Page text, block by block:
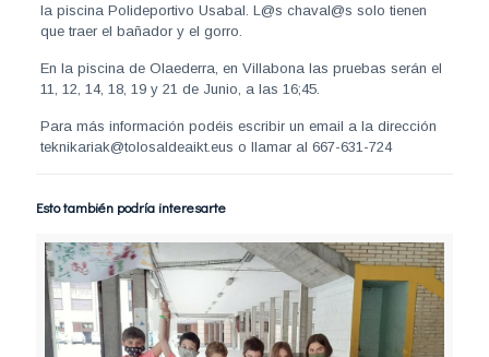
la piscina Polideportivo Usabal. L@s chaval@s solo tienen
que traer el bañador y el gorro.
En la piscina de Olaederra, en Villabona las pruebas serán el
11, 12, 14, 18, 19 y 21 de Junio, a las 16;45.
Para más información podéis escribir un email a la dirección
teknikariak@tolosaldeaikt.eus o llamar al 667-631-724
Esto también podría interesarte